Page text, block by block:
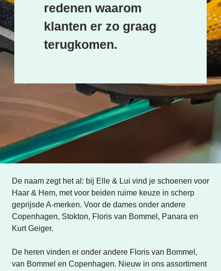
redenen waarom
klanten er zo graag
terugkomen.
De naam zegt het al: bij Elle & Lui vind je schoenen voor
Haar & Hem, met voor beiden ruime keuze in scherp
geprijsde A-merken. Voor de dames onder andere
Copenhagen, Stokton, Floris van Bommel, Panara en
Kurt Geiger.
De heren vinden er onder andere Floris van Bommel,
van Bommel en Copenhagen. Nieuw in ons assortiment